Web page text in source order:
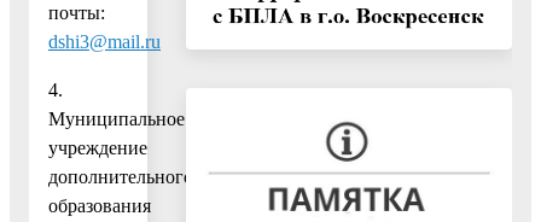
почты:
dshi3@mail.ru
4.
Муниципальное
учреждение
дополнительного
образования